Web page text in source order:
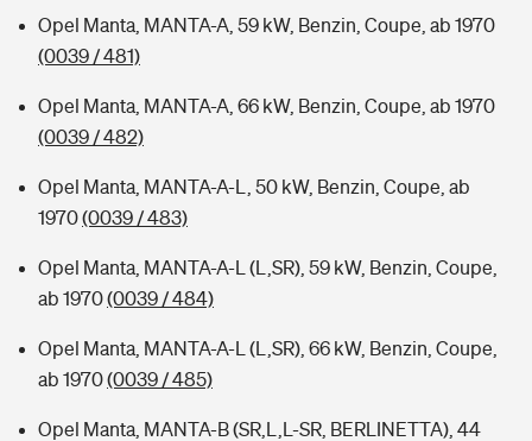
Opel Manta, MANTA-A, 59 kW, Benzin, Coupe, ab 1970
(0039 / 481)
Opel Manta, MANTA-A, 66 kW, Benzin, Coupe, ab 1970
(0039 / 482)
Opel Manta, MANTA-A-L, 50 kW, Benzin, Coupe, ab
1970(0039 / 483)
Opel Manta, MANTA-A-L (L,SR), 59 kW, Benzin, Coupe,
ab 1970(0039 / 484)
Opel Manta, MANTA-A-L (L,SR), 66 kW, Benzin, Coupe,
ab 1970(0039 / 485)
Opel Manta, MANTA-B (SR,L,L-SR, BERLINETTA), 44